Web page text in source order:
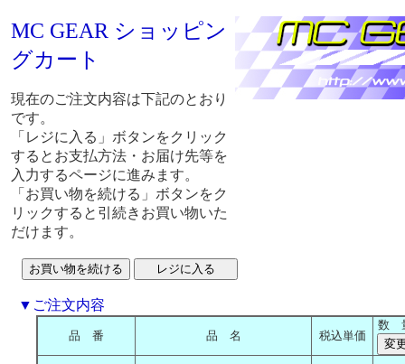
MC GEAR ショッピン
グカート
現在のご注文内容は下記のとおり
です。
「レジに入る」ボタンをクリック
するとお支払方法・お届け先等を
入力するページに進みます。
「お買い物を続ける」ボタンをク
リックすると引続きお買い物いた
だけます。
▼ご注文内容
品 番 品 名 税込単価
数